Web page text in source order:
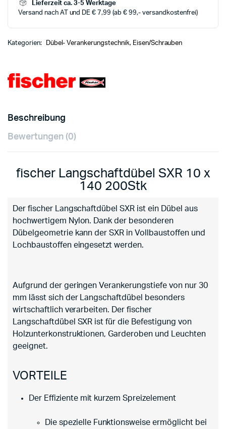
Lieferzeit ca. 3-5 Werktage
Versand nach AT und DE € 7,99 (ab € 99,- versandkostenfrei)
Kategorien: Dübel- Verankerungstechnik, Eisen/Schrauben
Beschreibung
Bewertungen (0)
fischer Langschaftdübel SXR 10 x
140 200Stk
Der fischer Langschaftdübel SXR ist ein Dübel aus
hochwertigem Nylon. Dank der besonderen
Dübelgeometrie kann der SXR in Vollbaustoffen und
Lochbaustoffen eingesetzt werden.
Aufgrund der geringen Verankerungstiefe von nur 30
mm lässt sich der Langschaftdübel besonders
wirtschaftlich verarbeiten. Der fischer
Langschaftdübel SXR ist für die Befestigung von
Holzunterkonstruktionen, Garderoben und Leuchten
geeignet.
VORTEILE
Der Effiziente mit kurzem Spreizelement
Die spezielle Funktionsweise ermöglicht bei